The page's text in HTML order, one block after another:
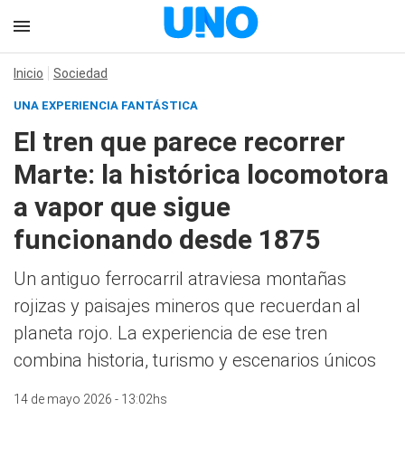
Inicio Sociedad
UNA EXPERIENCIA FANTÁSTICA
El tren que parece recorrer
Marte: la histórica locomotora
a vapor que sigue
funcionando desde 1875
Un antiguo ferrocarril atraviesa montañas
rojizas y paisajes mineros que recuerdan al
planeta rojo. La experiencia de ese tren
combina historia, turismo y escenarios únicos
14 de mayo 2026 - 13:02hs